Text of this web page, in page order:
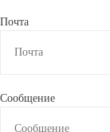
Почта
Сообщение